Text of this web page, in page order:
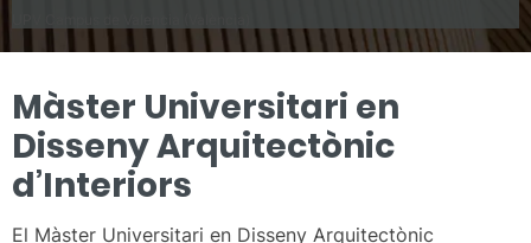
Màster Universitari en
Disseny Arquitectònic
d’Interiors
El Màster Universitari en Disseny Arquitectònic